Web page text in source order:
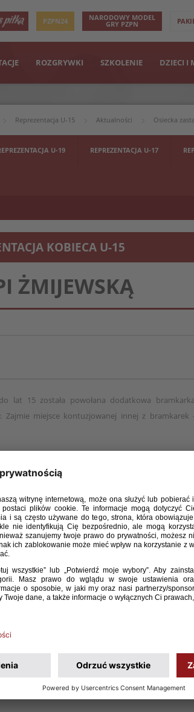
PZPN24 NARODOWY MODEL
GRY PZPN
ROZGRYWKI SZKOLENIE DZIECI I
Reprezentacja U-15 Aktualności Osiecka
U-19 REPREZENTACJA U-17
KOBIECA U-15
ŻMIJEWSKĄ
lat 15 została powołana dodatkowa bramkarka
Zajmie miejsce kontuzjowanej innej z bramkarek